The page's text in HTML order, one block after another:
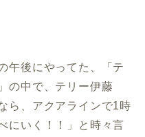
午後にやってた、「テ
の中で、テリー伊藤
ら、アクアラインで1時
にいく！！」と時々言